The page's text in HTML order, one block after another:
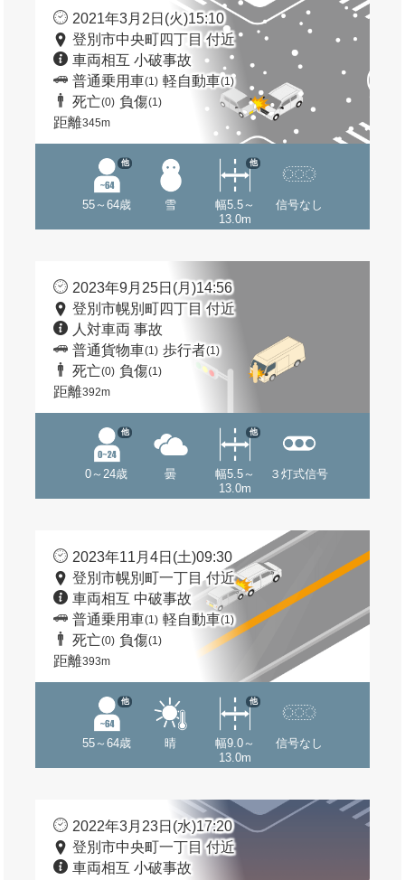
2021年3月2日(火)15:10
登別市中央町四丁目 付近
車両相互 小破事故
普通乗用車(1) 軽自動車(1)
死亡(0) 負傷(1)
距離345m
55～64歳
他
雪
幅5.5～
13.0m
他
信号なし
2023年9月25日(月)14:56
登別市幌別町四丁目 付近
人対車両 事故
普通貨物車(1) 歩行者(1)
死亡(0) 負傷(1)
距離392m
0～24歳
他
曇
幅5.5～
13.0m
他
３灯式信号
2023年11月4日(土)09:30
登別市幌別町一丁目 付近
車両相互 中破事故
普通乗用車(1) 軽自動車(1)
死亡(0) 負傷(1)
距離393m
55～64歳
他
晴
幅9.0～
13.0m
他
信号なし
2022年3月23日(水)17:20
登別市中央町一丁目 付近
車両相互 小破事故